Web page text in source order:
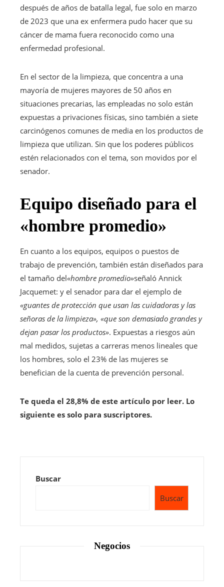
después de años de batalla legal, fue solo en marzo
de 2023 que una ex enfermera pudo hacer que su
cáncer de mama fuera reconocido como una
enfermedad profesional.
En el sector de la limpieza, que concentra a una
mayoría de mujeres mayores de 50 años en
situaciones precarias, las empleadas no solo están
expuestas a privaciones físicas, sino también a siete
carcinógenos comunes de media en los productos de
limpieza que utilizan. Sin que los poderes públicos
estén relacionados con el tema, son movidos por el
senador.
Equipo diseñado para el
«hombre promedio»
En cuanto a los equipos, equipos o puestos de
trabajo de prevención, también están diseñados para
el tamaño del«hombre promedio»señaló Annick
Jacquemet: y el senador para dar el ejemplo de
«guantes de protección que usan las cuidadoras y las
señoras de la limpieza», «que son demasiado grandes y
dejan pasar los productos». Expuestas a riesgos aún
mal medidos, sujetas a carreras menos lineales que
los hombres, solo el 23% de las mujeres se
benefician de la cuenta de prevención personal.
Te queda el 28,8% de este artículo por leer. Lo
siguiente es solo para suscriptores.
Buscar
Buscar
Negocios